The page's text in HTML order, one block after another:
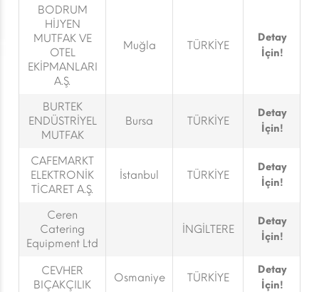
BODRUM
HİJYEN
MUTFAK VE
OTEL
EKİPMANLARI
A.Ş.
Muğla TÜRKİYE
Detay
İçin!
BURTEK
ENDÜSTRİYEL
MUTFAK
Bursa TÜRKİYE
Detay
İçin!
CAFEMARKT
ELEKTRONİK
TİCARET A.Ş.
İstanbul TÜRKİYE
Detay
İçin!
Ceren
Catering
Equipment Ltd
İNGİLTERE
Detay
İçin!
CEVHER
BIÇAKÇILIK
Osmaniye TÜRKİYE
Detay
İçin!